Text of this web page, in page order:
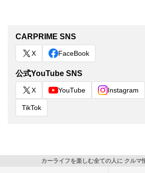
CARPRIME SNS
X FaceBook
公式YouTube SNS
X YouTube Instagram
TikTok
カーライフを楽しむ全ての人に クルマ